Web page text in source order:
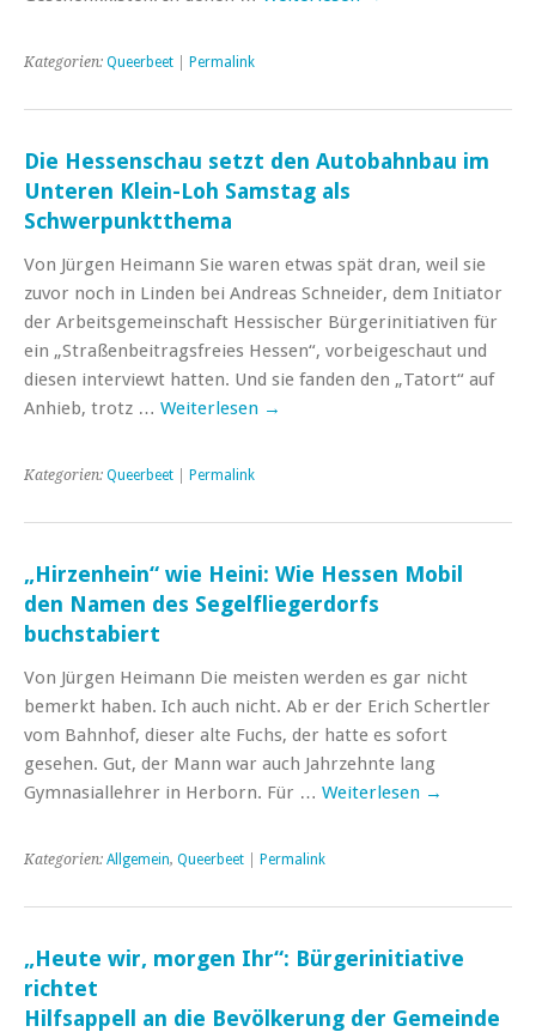
Kategorien: Queerbeet Permalink
Die Hessenschau setzt den Autobahnbau im
Unteren Klein-Loh Samstag als
Schwerpunktthema
Von Jürgen Heimann Sie waren etwas spät dran, weil sie
zuvor noch in Linden bei Andreas Schneider, dem Initiator
der Arbeitsgemeinschaft Hessischer Bürgerinitiativen für
ein „Straßenbeitragsfreies Hessen“, vorbeigeschaut und
diesen interviewt hatten. Und sie fanden den „Tatort“ auf
Anhieb, trotz … Weiterlesen →
Kategorien: Queerbeet Permalink
„Hirzenhein“ wie Heini: Wie Hessen Mobil
den Namen des Segelfliegerdorfs
buchstabiert
Von Jürgen Heimann Die meisten werden es gar nicht
bemerkt haben. Ich auch nicht. Ab er der Erich Schertler
vom Bahnhof, dieser alte Fuchs, der hatte es sofort
gesehen. Gut, der Mann war auch Jahrzehnte lang
Gymnasiallehrer in Herborn. Für … Weiterlesen →
Kategorien: Allgemein, Queerbeet Permalink
„Heute wir, morgen Ihr“: Bürgerinitiative
richtet
Hilfsappell an die Bevölkerung der Gemeinde